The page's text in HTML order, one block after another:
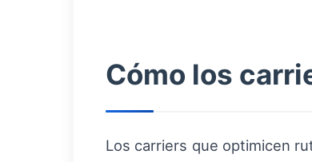
Cómo los
Los carriers que optimicen